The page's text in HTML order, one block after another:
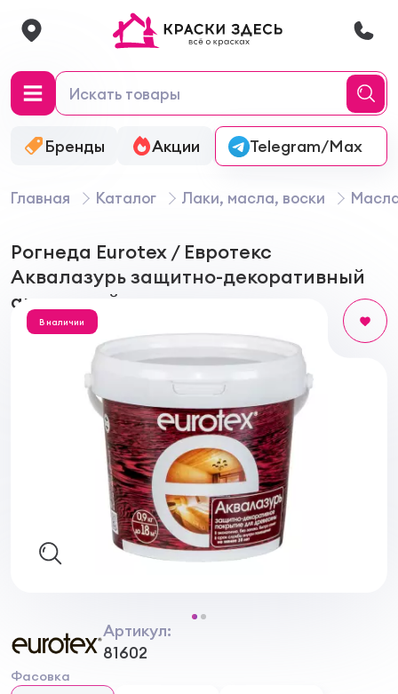
Бренды Акции Онлайн-колеровка
Telegram/Max
Главная Каталог Лаки, масла, воски
Рогнеда Eurotex / Евротекс
Аквалазурь защитно-декоративный
акриловый лак для дерева
В наличии
Артикул:
81602
Фасовка